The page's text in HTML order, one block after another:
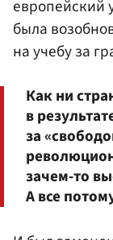
европейский
была
на учебу за
Как ни
в
за
зачем-то
А все